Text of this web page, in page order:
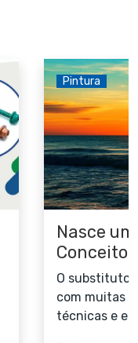
Pintura
Nasce
Conceito
O substituto
com muitas
técnicas e